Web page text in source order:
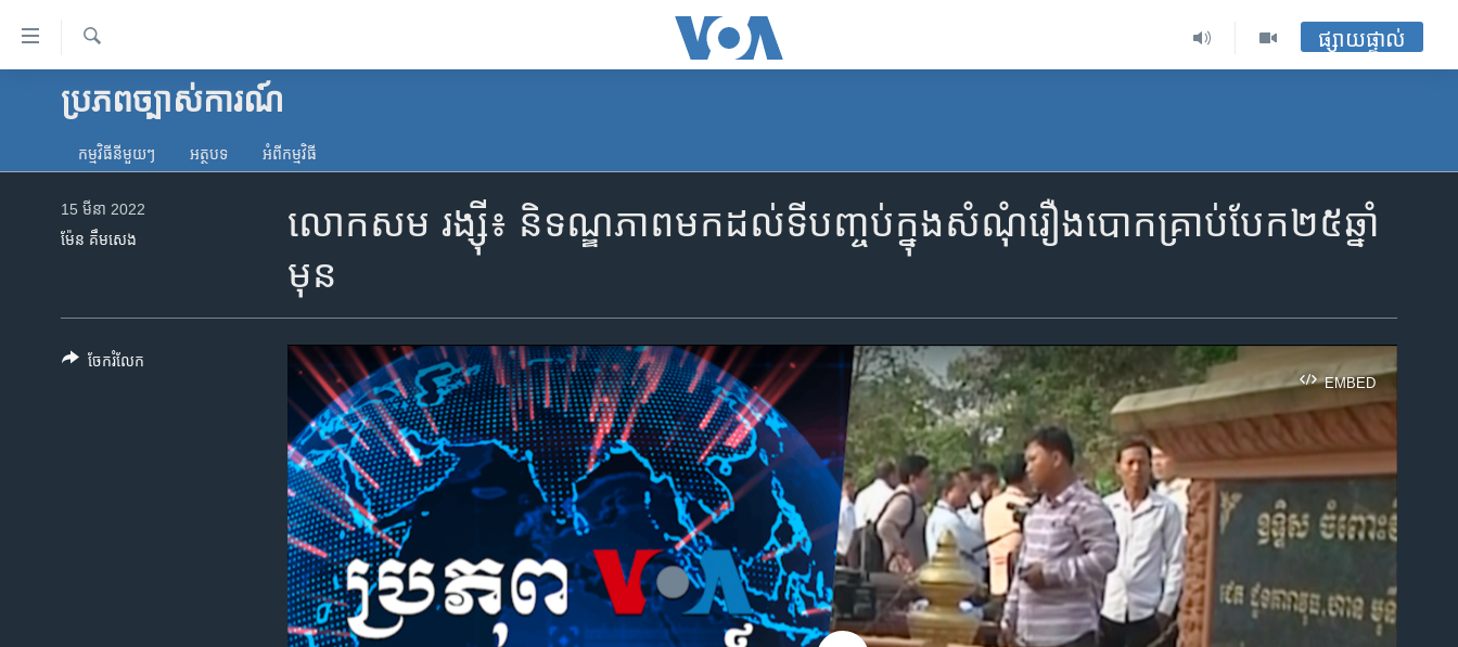
ទៅ​
គេហទំព័រ​
ទាក់ទង
និង​អាមេរិក
ទូរទស្សន៍ / វីដេអូ​
រក
ផ្សាយផ្ទាល់
ប្រភពច្បាស់ការណ៍
កម្មវិធី​នីមួយៗ អត្ថបទ​ អំពី​កម្មវិធី​
លោកសម រង្ស៊ី​៖ និទណ្ឌភាព​មកដល់​ទីបញ្ចប់​ក្នុង​សំណុំរឿង​បោក​គ្រាប់បែក​២៥​ឆ្នាំ​
មុន
15 មីនា 2022
ម៉ែន គឹមសេង
EMBED
ចែករំលែក